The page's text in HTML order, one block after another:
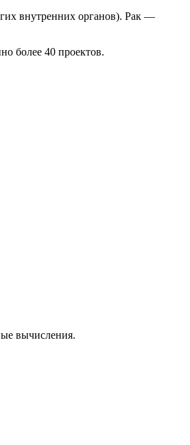
внутренних органов). Рак —
более 40 проектов.
вычисления.